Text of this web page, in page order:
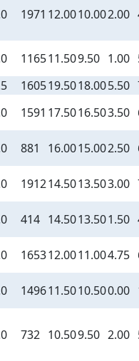
1971 12.0010.002.00
116511.509.50 1.00
160519.5018.005.50
1591 17.5016.503.50
881 16.0015.002.50
191214.5013.503.00
414 14.5013.501.50
165312.0011.004.75
149611.5010.500.00
732 10.509.50 2.00